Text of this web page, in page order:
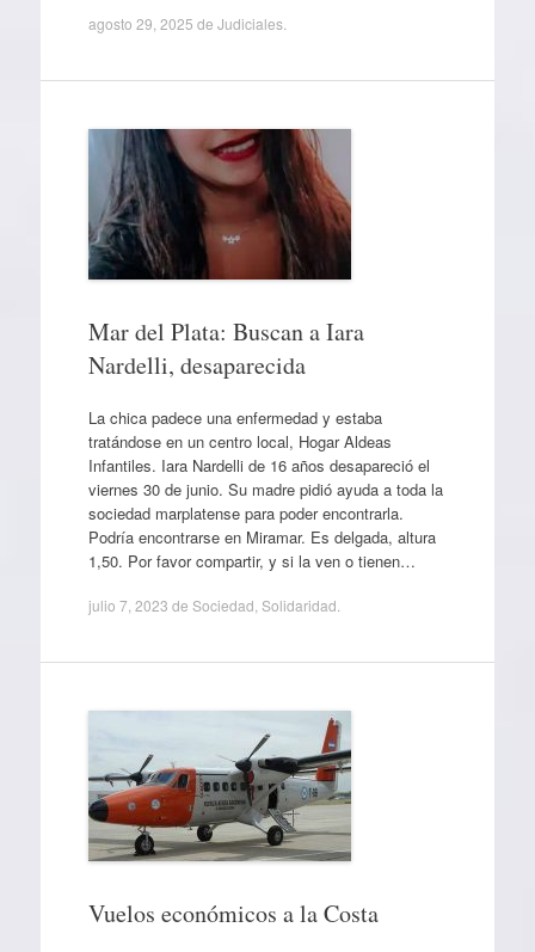
agosto 29, 2025 de Judiciales.
Mar del Plata: Buscan a Iara
Nardelli, desaparecida
La chica padece una enfermedad y estaba
tratándose en un centro local, Hogar Aldeas
Infantiles. Iara Nardelli de 16 años desapareció el
viernes 30 de junio. Su madre pidió ayuda a toda la
sociedad marplatense para poder encontrarla.
Podría encontrarse en Miramar. Es delgada, altura
1,50. Por favor compartir, y si la ven o tienen…
julio 7, 2023 de Sociedad Solidaridad
Vuelos económicos a la Costa